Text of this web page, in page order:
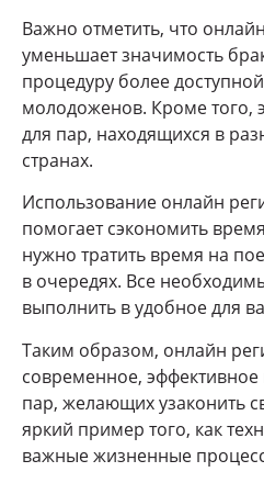
Важно отметить, что
уменьшает значимость
процедуру более
молодоженов. Кроме того,
для пар, находящихся в
странах.
Использование онлайн
помогает сэкономить
нужно тратить время на
в очередях. Все
выполнить в удобное для
Таким образом, онлайн
современное,
пар, желающих узаконить
яркий пример того, как
важные жизненные